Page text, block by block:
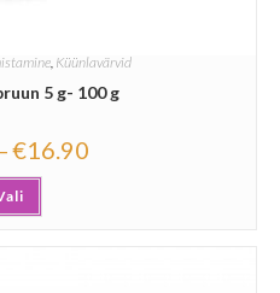
, Küünlavärvid
5 g- 100 g
–€16.90